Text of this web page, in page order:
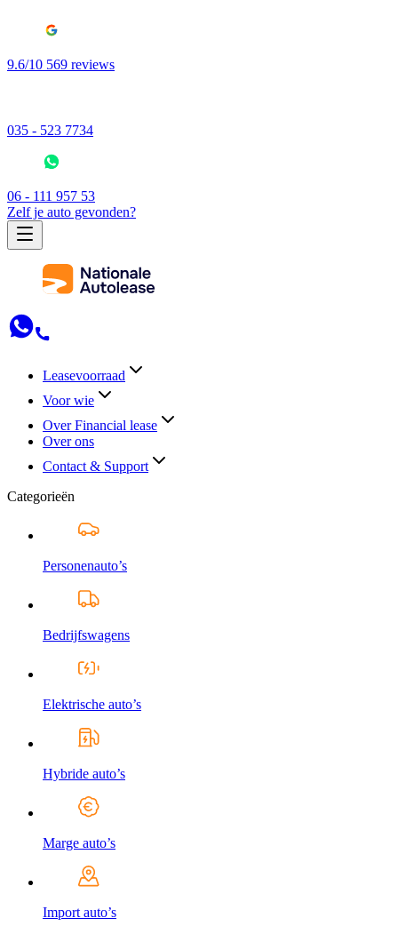
9.6/10 569 reviews
035 - 523 7734
06 - 111 957 53
Zelf je auto gevonden?
Leasevoorraad
Voor wie
Over Financial lease
Over ons
Contact & Support
Categorieën
Personenauto’s
Bedrijfswagens
Elektrische auto’s
Hybride auto’s
Marge auto’s
Import auto’s